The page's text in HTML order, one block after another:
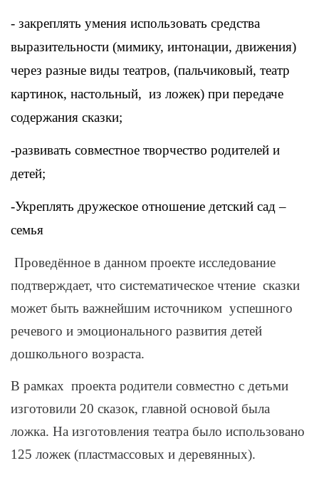
- закреплять умения использовать средства
выразительности (мимику, интонации, движения)
через разные виды театров, (пальчиковый, театр
картинок, настольный, из ложек) при передаче
содержания сказки;
-развивать совместное творчество родителей и
детей;
-Укреплять дружеское отношение детский сад –
семья
Проведённое в данном проекте исследование
подтверждает, что систематическое чтение сказки
может быть важнейшим источником успешного
речевого и эмоционального развития детей
дошкольного возраста.
В рамках проекта родители совместно с детьми
изготовили 20 сказок, главной основой была
ложка. На изготовления театра было использовано
125 ложек (пластмассовых и деревянных).